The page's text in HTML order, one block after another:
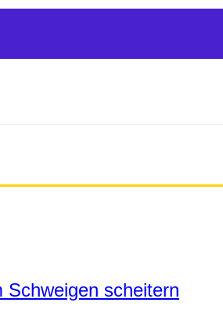
scheitern